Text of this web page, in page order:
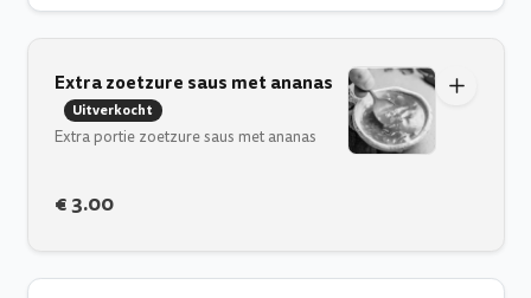
Extra zoetzure saus met ananas
Uitverkocht
Extra portie zoetzure saus met ananas
€ 3.00